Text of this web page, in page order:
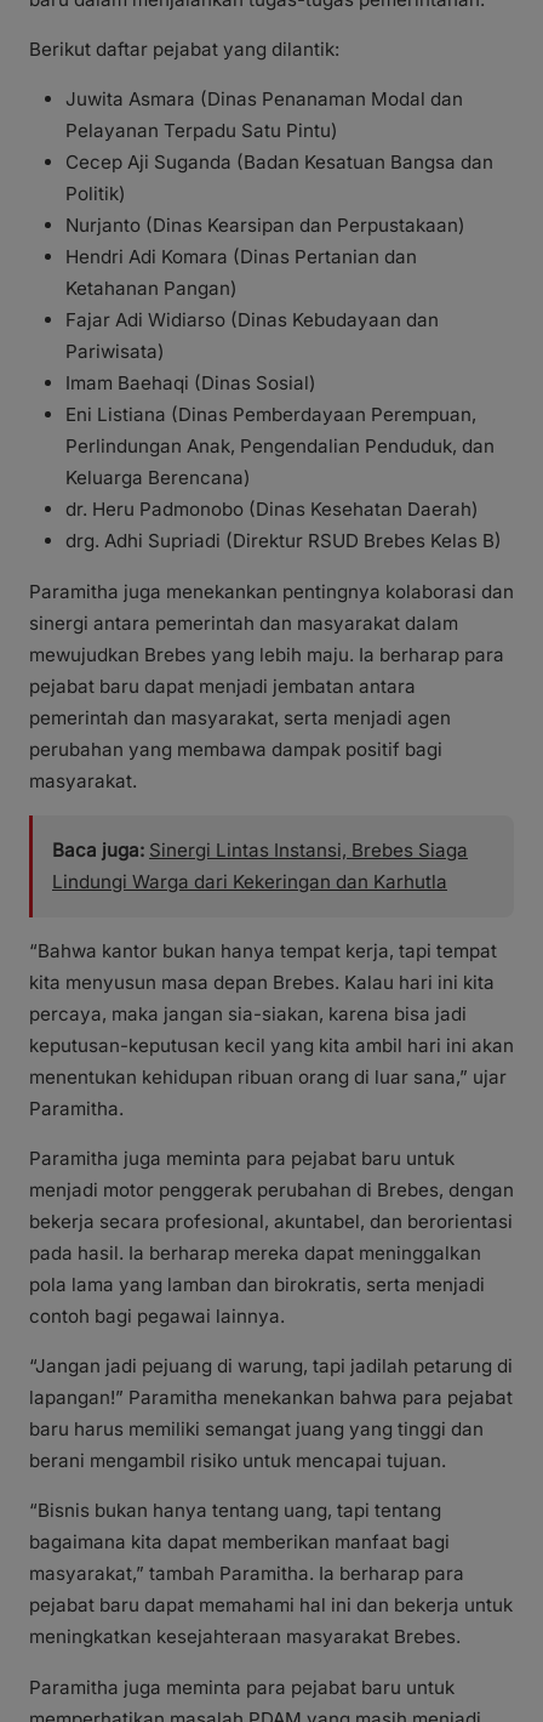
Berikut daftar pejabat yang dilantik:
Juwita Asmara (Dinas Penanaman Modal dan
Pelayanan Terpadu Satu Pintu)
Cecep Aji Suganda (Badan Kesatuan Bangsa dan
Politik)
Nurjanto (Dinas Kearsipan dan Perpustakaan)
Hendri Adi Komara (Dinas Pertanian dan
Ketahanan Pangan)
Fajar Adi Widiarso (Dinas Kebudayaan dan
Pariwisata)
Imam Baehaqi (Dinas Sosial)
Eni Listiana (Dinas Pemberdayaan Perempuan,
Perlindungan Anak, Pengendalian Penduduk, dan
Keluarga Berencana)
dr. Heru Padmonobo (Dinas Kesehatan Daerah)
drg. Adhi Supriadi (Direktur RSUD Brebes Kelas B)
Paramitha juga menekankan pentingnya kolaborasi dan
sinergi antara pemerintah dan masyarakat dalam
mewujudkan Brebes yang lebih maju. Ia berharap para
pejabat baru dapat menjadi jembatan antara
pemerintah dan masyarakat, serta menjadi agen
perubahan yang membawa dampak positif bagi
masyarakat.
Baca juga: Sinergi Lintas Instansi, Brebes Siaga
Lindungi Warga dari Kekeringan dan Karhutla
“Bahwa kantor bukan hanya tempat kerja, tapi tempat
kita menyusun masa depan Brebes. Kalau hari ini kita
percaya, maka jangan sia-siakan, karena bisa jadi
keputusan-keputusan kecil yang kita ambil hari ini akan
menentukan kehidupan ribuan orang di luar sana,” ujar
Paramitha.
Paramitha juga meminta para pejabat baru untuk
menjadi motor penggerak perubahan di Brebes, dengan
bekerja secara profesional, akuntabel, dan berorientasi
pada hasil. Ia berharap mereka dapat meninggalkan
pola lama yang lamban dan birokratis, serta menjadi
contoh bagi pegawai lainnya.
“Jangan jadi pejuang di warung, tapi jadilah petarung di
lapangan!” Paramitha menekankan bahwa para pejabat
baru harus memiliki semangat juang yang tinggi dan
berani mengambil risiko untuk mencapai tujuan.
“Bisnis bukan hanya tentang uang, tapi tentang
bagaimana kita dapat memberikan manfaat bagi
masyarakat,” tambah Paramitha. Ia berharap para
pejabat baru dapat memahami hal ini dan bekerja untuk
meningkatkan kesejahteraan masyarakat Brebes.
Paramitha juga meminta para pejabat baru untuk